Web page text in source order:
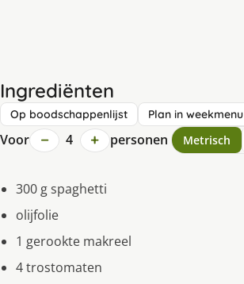
Ingrediënten
Op boodschappenlijst Plan in weekmenu
Voor − 4 + personen Metrisch
300 g spaghetti
olijfolie
1 gerookte makreel
4 trostomaten